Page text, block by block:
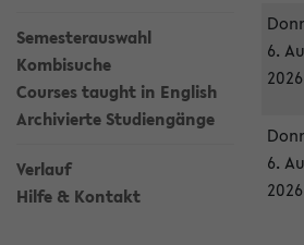
Semesterauswahl
Kombisuche
Courses taught in English
Archivierte Studiengänge
Verlauf
Hilfe & Kontakt
6.
2026
6.
2026